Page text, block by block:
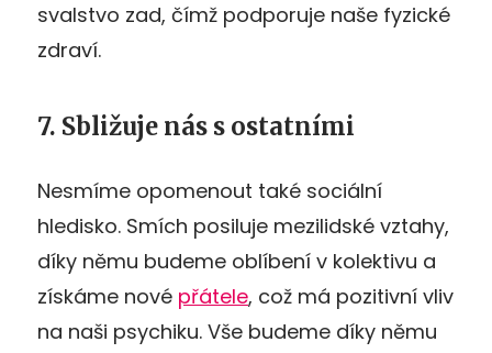
svalstvo zad, čímž podporuje naše fyzické
zdraví.
7. Sbližuje nás s ostatními
Nesmíme opomenout také sociální
hledisko. Smích posiluje mezilidské vztahy,
díky němu budeme oblíbení v kolektivu a
získáme nové přátele, což má pozitivní vliv
na naši psychiku. Vše budeme díky němu